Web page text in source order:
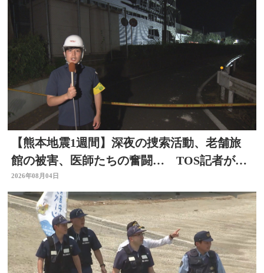
【熊本地震1週間】深夜の捜索活動、老舗旅
館の被害、医師たちの奮闘… TOS記者が取
材した被災地 大分
2026年08月04日